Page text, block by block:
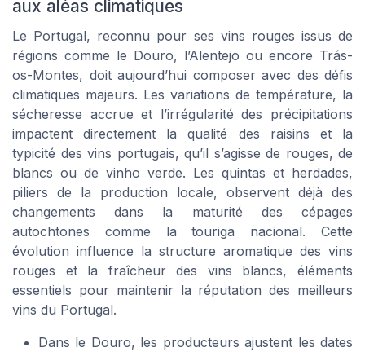
aux aléas climatiques
Le Portugal, reconnu pour ses vins rouges issus de
régions comme le Douro, l’Alentejo ou encore Trás-
os-Montes, doit aujourd’hui composer avec des défis
climatiques majeurs. Les variations de température, la
sécheresse accrue et l’irrégularité des précipitations
impactent directement la qualité des raisins et la
typicité des vins portugais, qu’il s’agisse de rouges, de
blancs ou de vinho verde. Les quintas et herdades,
piliers de la production locale, observent déjà des
changements dans la maturité des cépages
autochtones comme la touriga nacional. Cette
évolution influence la structure aromatique des vins
rouges et la fraîcheur des vins blancs, éléments
essentiels pour maintenir la réputation des meilleurs
vins du Portugal.
Dans le Douro, les producteurs ajustent les dates